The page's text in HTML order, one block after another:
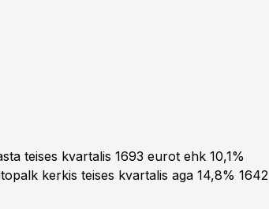
teises kvartalis 1693 eurot ehk 10,1%
kerkis teises kvartalis aga 14,8% 1642